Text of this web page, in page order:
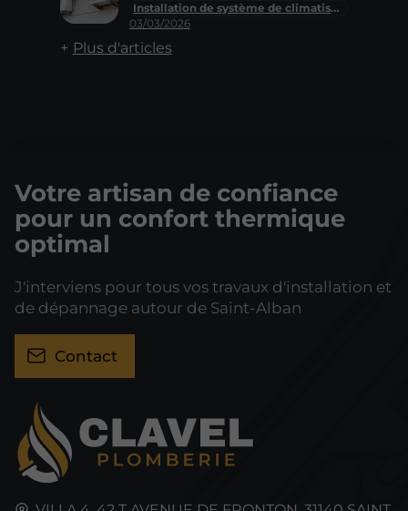
Installation de système de climatisation
03/03/2026
Plus d'articles
Votre artisan de confiance
pour un confort thermique
optimal
J'interviens pour tous vos travaux d'installation et
de dépannage autour de Saint-Alban
Contact